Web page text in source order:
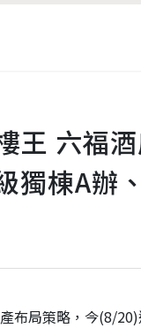
王 六福
獨棟A辦
布局策略，今(8/